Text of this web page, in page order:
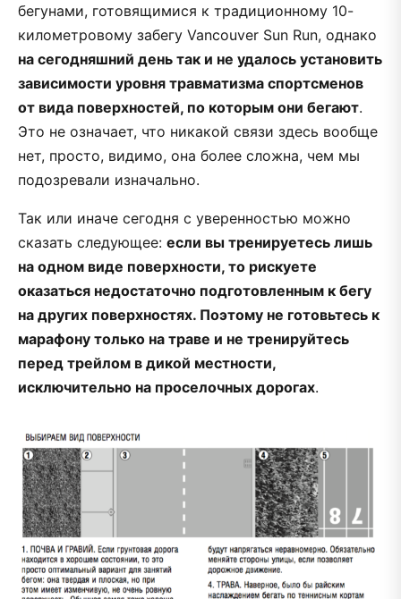
бегунами, готовящимися к традиционному 10-
километровому забегу Vancouver Sun Run, однако
на сегодняшний день так и не удалось установить
зависимости уровня травматизма спортсменов
от вида поверхностей, по которым они бегают.
Это не означает, что никакой связи здесь вообще
нет, просто, видимо, она более сложна, чем мы
подозревали изначально.
Так или иначе сегодня с уверенностью можно
сказать следующее: если вы тренируетесь лишь
на одном виде поверхности, то рискуете
оказаться недостаточно подготовленным к бегу
на других поверхностях. Поэтому не готовьтесь к
марафону только на траве и не тренируйтесь
перед трейлом в дикой местности,
исключительно на проселочных дорогах.